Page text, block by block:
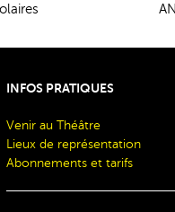
INFOS PRATIQUES
Venir au Théâtre
Lieux de représentation
Abonnements et tarifs